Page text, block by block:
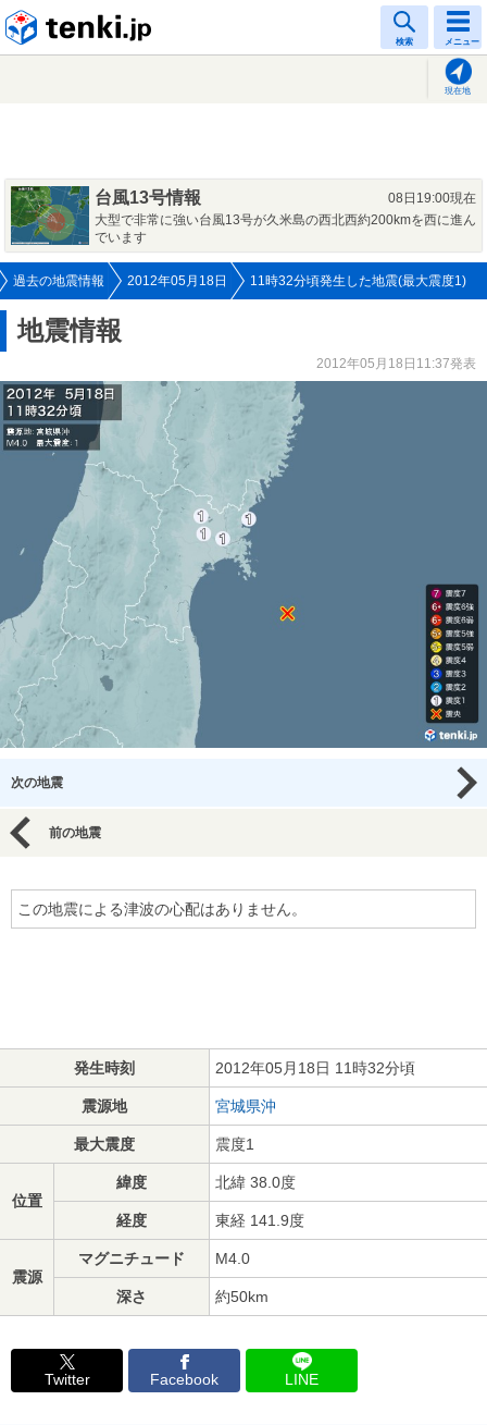
検索 メニュー
現在地
台風13号情報
08日19:00現在
大型で非常に強い台風13号が久米島の西北西約200kmを西に進ん
でいます
過去の地震情報 2012年05月18日 11時32分頃発生した地震(最大震度1)
地震情報
2012年05月18日11:37発表
次の地震
前の地震
この地震による津波の心配はありません。
発生時刻 2012年05月18日 11時32分頃
震源地 宮城県沖
最大震度 震度1
位置
緯度 北緯 38.0度
経度 東経 141.9度
震源
マグニチュード M4.0
深さ 約50km
Twitter Facebook LINE